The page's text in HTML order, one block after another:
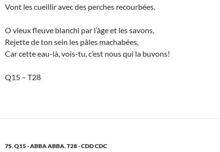
Vont les cueillir avec des perches recourbées.
O vieux fleuve blanchi par l’âge et les savons,
Rejette de ton sein les pâles machabées,
Car cette eau-là, vois-tu, c’est nous qui la buvons!
Q15 – T28
7S,Q15 - ABBA ABBA,T28 - CDD CDC